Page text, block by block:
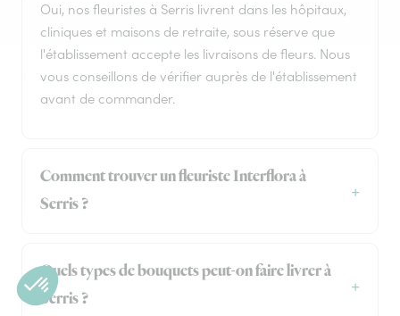
Oui, nos fleuristes à Serris livrent dans les hôpitaux,
cliniques et maisons de retraite, sous réserve que
l'établissement accepte les livraisons de fleurs. Nous
vous conseillons de vérifier auprès de l'établissement
avant de commander.
Comment trouver un fleuriste Interflora à
Serris ?
Quels types de bouquets peut-on faire livrer à
Serris ?